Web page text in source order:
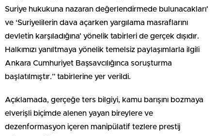
Suriye hukukuna nazaran değerlendirmede bulunacakları’
ve ‘Suriyelilerin dava açarken yargılama masraflarını
devletin karşıladığına’ yönelik tabirleri de gerçek dışıdır.
Halkımızı yanıltmaya yönelik temelsiz paylaşımlarla ilgili
Ankara Cumhuriyet Başsavcılığınca soruşturma
başlatılmıştır.” tabirlerine yer verildi.
Açıklamada, gerçeğe ters bilgiyi, kamu barışını bozmaya
elverişli biçimde alenen yayan bireylere ve
dezenformasyon içeren manipülatif tezlere prestij